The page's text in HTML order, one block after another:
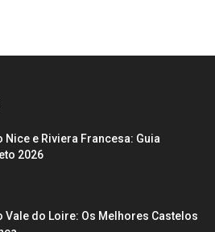
Nice e Riviera Francesa: Guia
2026
Vale do Loire: Os Melhores Castelos